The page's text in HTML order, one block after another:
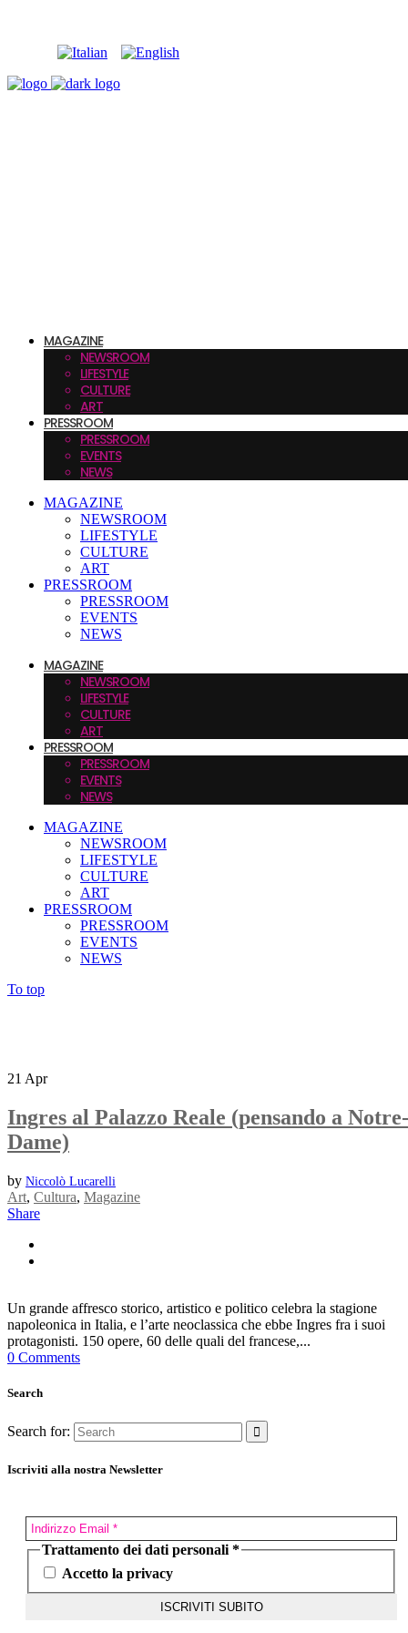
MAGAZINE
NEWSROOM
LIFESTYLE
CULTURE
ART
PRESSROOM
PRESSROOM
EVENTS
NEWS
MAGAZINE
NEWSROOM
LIFESTYLE
CULTURE
ART
PRESSROOM
PRESSROOM
EVENTS
NEWS
MAGAZINE
NEWSROOM
LIFESTYLE
CULTURE
ART
PRESSROOM
PRESSROOM
EVENTS
NEWS
MAGAZINE
NEWSROOM
LIFESTYLE
CULTURE
ART
PRESSROOM
PRESSROOM
EVENTS
NEWS
To top
21 Apr
Ingres al Palazzo Reale (pensando a Notre-
Dame)
by Niccolò Lucarelli
Art, Cultura, Magazine
Share
Un grande affresco storico, artistico e politico celebra la stagione
napoleonica in Italia, e l’arte neoclassica che ebbe Ingres fra i suoi
protagonisti. 150 opere, 60 delle quali del francese,...
0 Comments
Search
Search for:
Iscriviti alla nostra Newsletter
Trattamento dei dati personali *
Accetto la privacy